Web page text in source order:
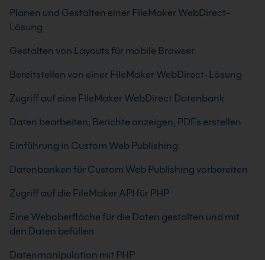
Planen und Gestalten einer FileMaker WebDirect-
Lösung
Gestalten von Layouts für mobile Browser
Bereitstellen von einer FileMaker WebDirect-Lösung
Zugriff auf eine FileMaker WebDirect Datenbank
Daten bearbeiten, Berichte anzeigen, PDFs erstellen
Einführung in Custom Web Publishing
Datenbanken für Custom Web Publishing vorbereiten
Zugriff auf die FileMaker API für PHP
Eine Weboberfläche für die Daten gestalten und mit
den Daten befüllen
Datenmanipulation mit PHP